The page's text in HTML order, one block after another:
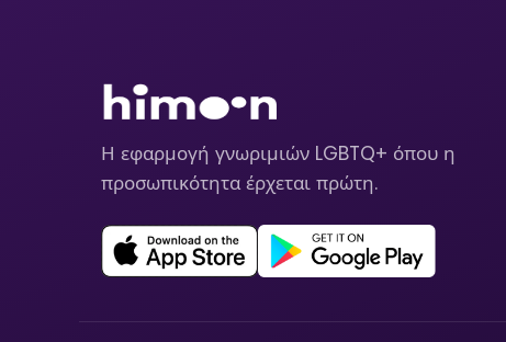
Η εφαρμογή γνωριμιών LGBTQ+ όπου η
προσωπικότητα έρχεται πρώτη.